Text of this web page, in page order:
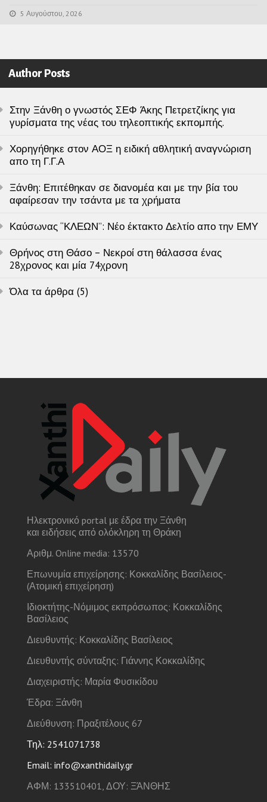
5 Αυγούστου, 2026
Author Posts
Στην Ξάνθη ο γνωστός ΣΕΦ Άκης Πετρετζίκης για
γυρίσματα της νέας του τηλεοπτικής εκπομπής.
Χορηγήθηκε στον ΑΟΞ η ειδική αθλητική αναγνώριση
απο τη Γ.Γ.Α
Ξάνθη: Επιτέθηκαν σε διανομέα και με την βία του
αφαίρεσαν την τσάντα με τα χρήματα
Καύσωνας “ΚΛΕΩΝ”: Νέο έκτακτο Δελτίο απο την ΕΜΥ
Θρήνος στη Θάσο – Νεκροί στη θάλασσα ένας
28χρονος και μία 74χρονη
Όλα τα άρθρα (5)
Ηλεκτρονικό portal με έδρα την Ξάνθη
και ειδήσεις από ολόκληρη τη Θράκη
Αριθμ. Online media: 13570
Επωνυμία επιχείρησης: Κοκκαλίδης Βασίλειος-
(Ατομική επιχείρηση)
Ιδιοκτήτης-Νόμιμος εκπρόσωπος: Κοκκαλίδης
Βασίλειος
Διευθυντής: Κοκκαλίδης Βασίλειος
Διευθυντής σύνταξης: Γιάννης Κοκκαλίδης
Διαχειριστής: Μαρία Φυσικίδου
Έδρα: Ξάνθη
Διεύθυνση: Πραξιτέλους 67
Τηλ: 2541071738
Email: info@xanthidaily.gr
ΑΦΜ: 133510401, ΔΟΥ: ΞΆΝΘΗΣ